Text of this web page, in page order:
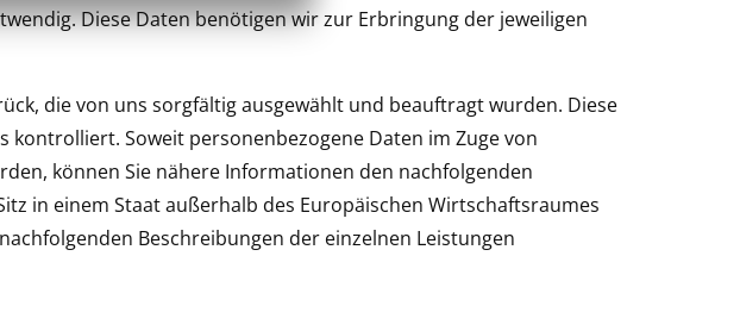
Diese Daten benötigen wir zur Erbringung der jeweiligen
die von uns sorgfältig ausgewählt und beauftragt wurden. Diese
Soweit personenbezogene Daten im Zuge von
können Sie nähere Informationen den nachfolgenden
in einem Staat außerhalb des Europäischen Wirtschaftsraumes
Beschreibungen der einzelnen Leistungen